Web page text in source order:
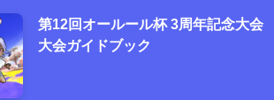
第12回オールール杯 3周年記念大会
大会ガイドブック